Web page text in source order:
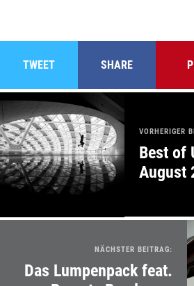
TWEET SHARE
VORHERIGER
Best of
August
NÄCHSTER BEITRAG:
Das Lumpenpack feat.